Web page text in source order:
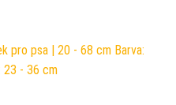
pro psa | 20 - 68 cm Barva:
23 - 36 cm